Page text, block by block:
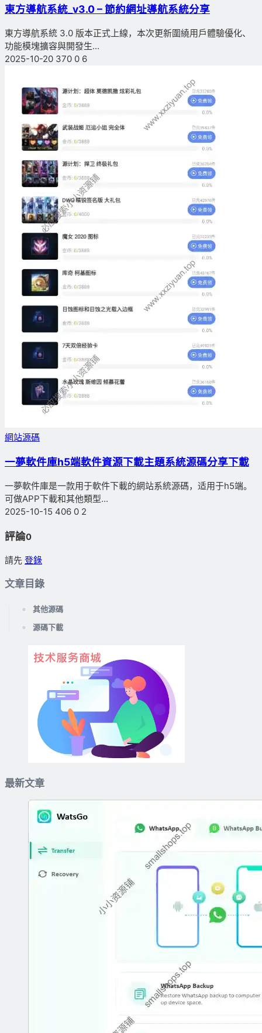
東方導航系統_v3.0 – 節約網址導航系統分享
東方導航系統 3.0 版本正式上線，本次更新圍繞用戶體驗優化、
功能模塊擴容與開發生...
2025-10-20 370 0 6
網站源碼
一夢軟件庫h5端軟件資源下載主題系統源碼分享下載
一夢軟件庫是一款用于軟件下載的網站系統源碼，适用于h5端。
可做APP下載和其他類型...
2025-10-15 406 0 2
評論0
請先 登錄
文章目錄
其他源碼
源碼下載
最新文章